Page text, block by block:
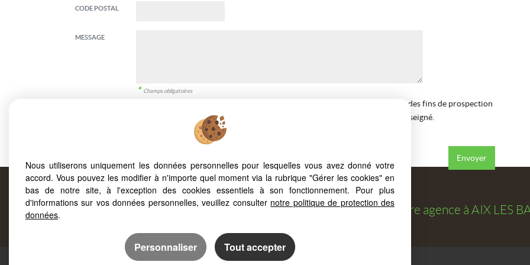
CODE POSTAL
MESSAGE
* Champs obligatoires
Informé(e) de la possibilité de m'opposer à l'utilisation de mes coordonnées téléphoniques à des fins de prospection
), j'autorise FORCAPRIMM à me contacter au numéro renseigné.
politique de protection des données
Proposé parFORCAPRIMM, votre agence à AIX LES
Nous utiliserons uniquement les données personnelles pour lesquelles vous avez donné votre
accord. Vous pouvez les modifier à n'importe quel moment via la rubrique "Gérer les cookies" en
bas de notre site, à l'exception des cookies essentiels à son fonctionnement. Pour plus
d'informations sur vos données personnelles, veuillez consulter notre politique de protection des
données.
Personnaliser Tout accepter